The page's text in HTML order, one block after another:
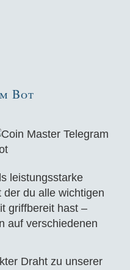
Bot
leistungsstarke
der du alle wichtigen
griffbereit hast –
auf verschiedenen
Draht zu unserer